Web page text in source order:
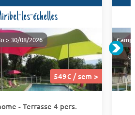
les-échelles
549€ / sem >
> 30/08/2026
- Terrasse 4 pers.